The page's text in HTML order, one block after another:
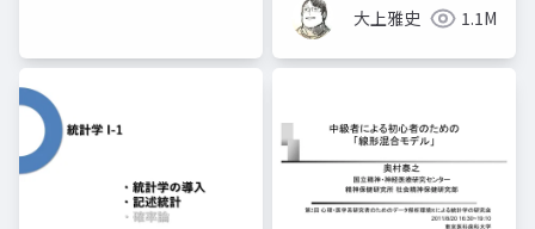
大上雅史 1.1M